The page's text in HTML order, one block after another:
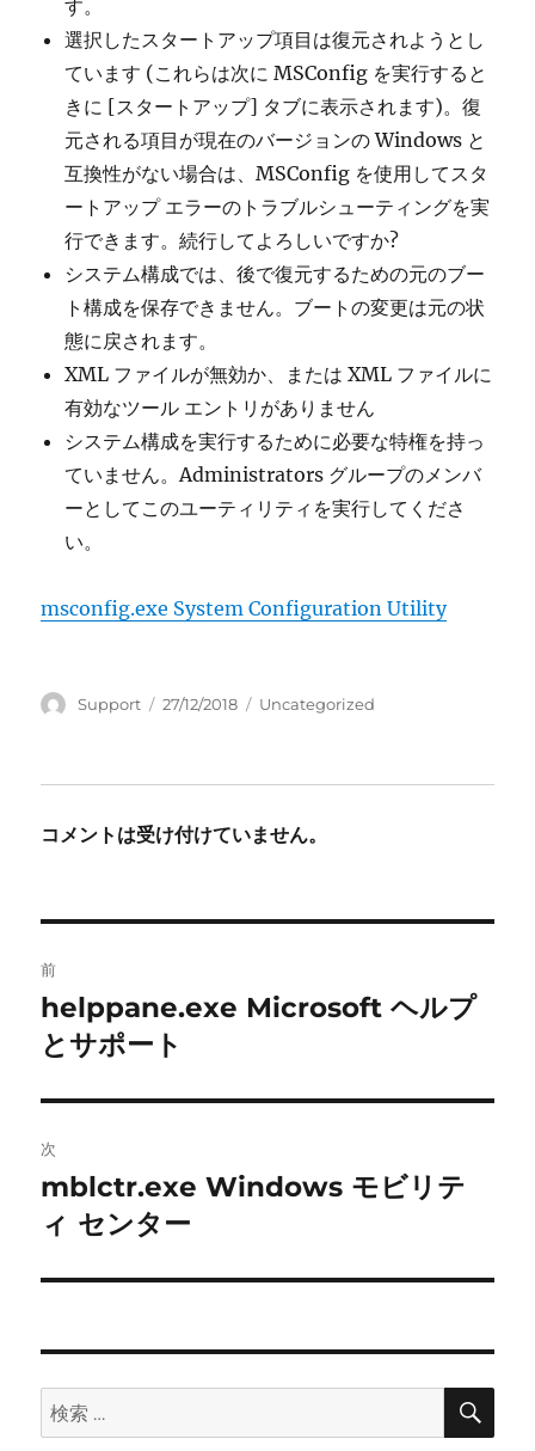
す。
選択したスタートアップ項目は復元されようとし
ています (これらは次に MSConfig を実行すると
きに [スタートアップ] タブに表示されます)。復
元される項目が現在のバージョンの Windows と
互換性がない場合は、MSConfig を使用してスタ
ートアップ エラーのトラブルシューティングを実
行できます。続行してよろしいですか?
システム構成では、後で復元するための元のブー
ト構成を保存できません。ブートの変更は元の状
態に戻されます。
XML ファイルが無効か、または XML ファイルに
有効なツール エントリがありません
システム構成を実行するために必要な特権を持っ
ていません。Administrators グループのメンバ
ーとしてこのユーティリティを実行してくださ
い。
msconfig.exe System Configuration Utility
投
Support
投
27/12/2018
カ
Uncategorized
コメントは受け付けていません。
稿
ナ
ビ
ゲ
ー
シ
ン
前
前
の
稿:
helppane.exe Microsoft ヘルプ
とサポート
次
次
の
稿:
mblctr.exe Windows モビリテ
ィ センター
検
索:
検